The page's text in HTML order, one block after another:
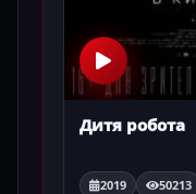
Дитя робота
2019 50213